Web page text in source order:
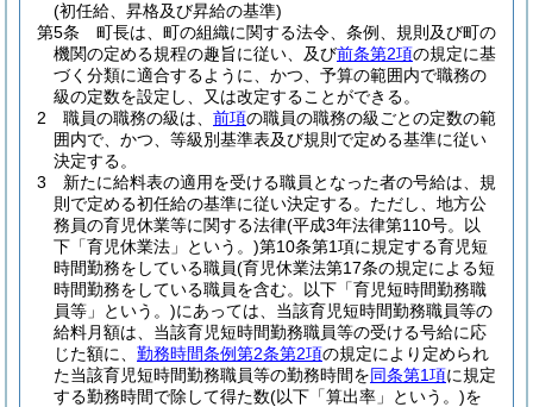
(初任給、昇格及び昇給の基準)
第5条
町長は、町の組織に関する法令、条例、規則及び町の
機関の定める規程の趣旨に従い、及び前条第2項の規定に基
づく分類に適合するように、かつ、予算の範囲内で職務の
級の定数を設定し、又は改定することができる。
2
職員の職務の級は、 前項の職員の職務の級ごとの定数の範
囲内で、かつ、等級別基準表及び規則で定める基準に従い
決定する。
3
新たに給料表の適用を受ける職員となった者の号給は、規
則で定める初任給の基準に従い決定する。 ただし、地方公
務員の育児休業等に関する法律(平成3年法律第110号。以
下「育児休業法」という。)第10条第1項に規定する育児短
時間勤務をしている職員(育児休業法第17条の規定による短
時間勤務をしている職員を含む。以下「育児短時間勤務職
員等」という。)にあっては、当該育児短時間勤務職員等の
給料月額は、当該育児短時間勤務職員等の受ける号給に応
じた額に、 勤務時間条例第2条第2項の規定により定められ
た当該育児短時間勤務職員等の勤務時間を同条第1項に規定
する勤務時間で除して得た数(以下「算出率」という。)を